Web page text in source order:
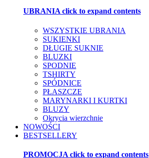
UBRANIAclick to expand contents
WSZYSTKIE UBRANIA
SUKIENKI
DŁUGIE SUKNIE
BLUZKI
SPODNIE
TSHIRTY
SPÓDNICE
PŁASZCZE
MARYNARKI I KURTKI
BLUZY
Okrycia wierzchnie
NOWOŚCI
BESTSELLERY
PROMOCJA click to expand contents